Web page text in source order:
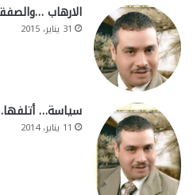
الارهاب
31 يناير، 2015
سياسة…
11 يناير، 2014